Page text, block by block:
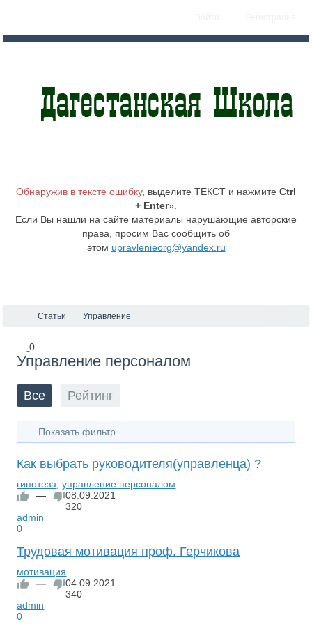
Обнаружив в тексте ошибку, выделите ТЕКСТ и нажмите Ctrl
+ Enter».
Если Вы нашли на сайте материалы нарушающие авторские
права, просим Вас сообщить об
этом upravlenieorg@yandex.ru
Статьи Управление
0
Управление персоналом
Все Рейтинг
Показать фильтр
Как выбрать руководителя(управленца) ?
гипотеза,управление персоналом
—
08.09.2021
320
admin
0
Трудовая мотивация проф. Герчикова
мотивация
—
04.09.2021
340
admin
0